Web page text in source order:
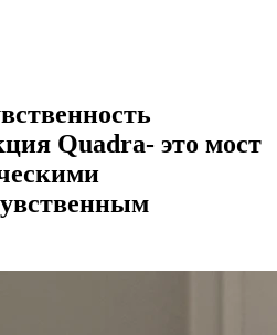
Quadra- это мост